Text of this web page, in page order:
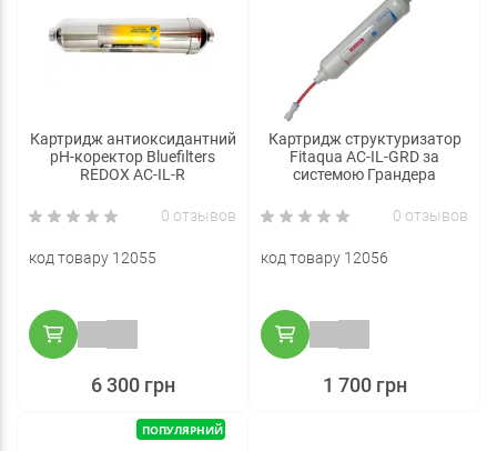
Картридж антиоксидантний
pH-коректор Bluefilters
REDOX AC-IL-R
0 отзывов
код товару 12055
6 300 грн
Картридж структуризатор
Fitaqua AC-IL-GRD за
системою Грандера
0 отзывов
код товару 12056
1 700 грн
ПОПУЛЯРНИЙ